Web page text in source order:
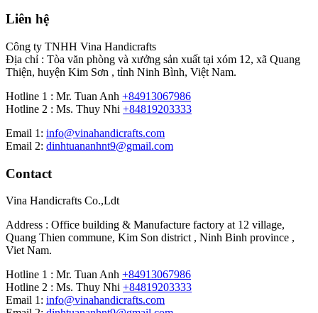
Liên hệ
Công ty TNHH Vina Handicrafts
Địa chỉ : Tòa văn phòng và xưởng sản xuất tại xóm 12, xã Quang
Thiện, huyện Kim Sơn , tỉnh Ninh Bình, Việt Nam.
Hotline 1 : Mr. Tuan Anh +84913067986
Hotline 2 : Ms. Thuy Nhi +84819203333
Email 1: info@vinahandicrafts.com
Email 2: dinhtuananhnt9@gmail.com
Contact
Vina Handicrafts Co.,Ldt
Address : Office building & Manufacture factory at 12 village,
Quang Thien commune, Kim Son district , Ninh Binh province ,
Viet Nam.
Hotline 1 : Mr. Tuan Anh +84913067986
Hotline 2 : Ms. Thuy Nhi +84819203333
Email 1: info@vinahandicrafts.com